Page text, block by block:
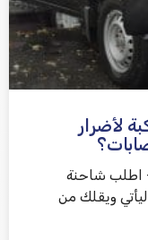
لأضرار
اطلب شاحنة
ويقلك من